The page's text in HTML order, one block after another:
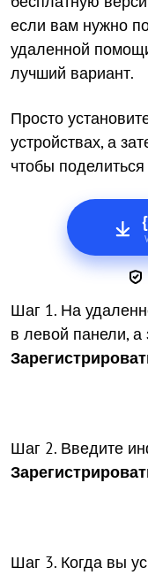
если вам нужно
удаленной
лучший вариант.
Просто
устройствах, а
чтобы
Шаг 1. На
в левой панели,
Шаг 2. Введите
Шаг 3. Когда вы